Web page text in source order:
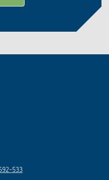
533